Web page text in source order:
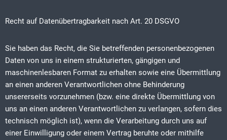
Recht auf Datenübertragbarkeit nach Art. 20 DSGVO
Sie haben das Recht, die Sie betreffenden personenbezogenen
Daten von uns in einem strukturierten, gängigen und
maschinenlesbaren Format zu erhalten sowie eine Übermittlung
an einen anderen Verantwortlichen ohne Behinderung
unsererseits vorzunehmen (bzw. eine direkte Übermittlung von
uns an einen anderen Verantwortlichen zu verlangen, sofern dies
technisch möglich ist), wenn die Verarbeitung durch uns auf
einer Einwilligung oder einem Vertrag beruhte oder mithilfe